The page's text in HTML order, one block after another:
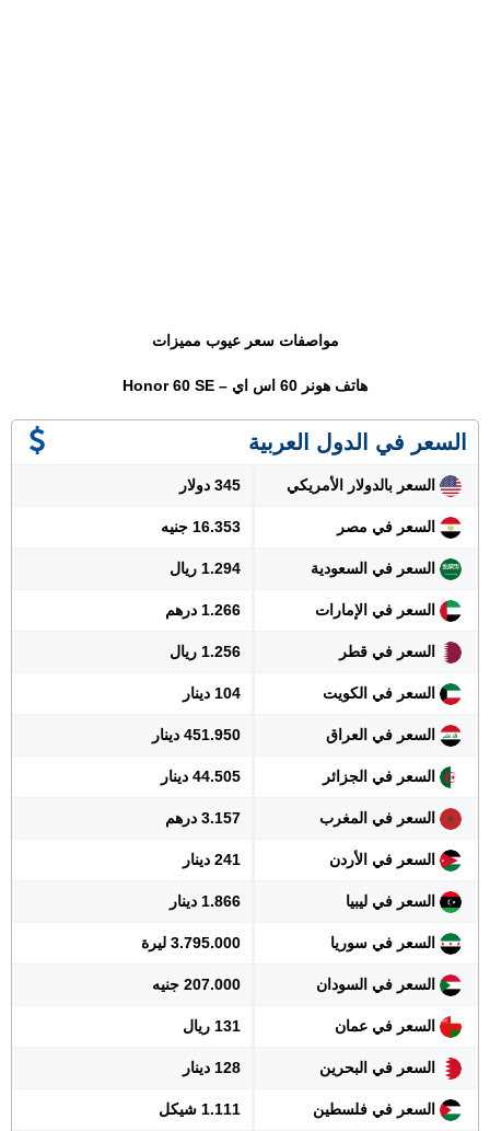
مواصفات سعر عيوب مميزات
هاتف هونر 60 اس اي – Honor 60 SE
السعر في الدول العربية
السعر بالدولار الأمريكي 345 دولار
السعر في مصر 16.353 جنيه
السعر في السعودية 1.294 ريال
السعر في الإمارات 1.266 درهم
السعر في قطر 1.256 ريال
السعر في الكويت 104 دينار
السعر في العراق 451.950 دينار
السعر في الجزائر 44.505 دينار
السعر في المغرب 3.157 درهم
السعر في الأردن 241 دينار
السعر في ليبيا 1.866 دينار
السعر في سوريا 3.795.000 ليرة
السعر في السودان 207.000 جنيه
السعر في عمان 131 ريال
السعر في البحرين 128 دينار
السعر في فلسطين 1.111 شيكل